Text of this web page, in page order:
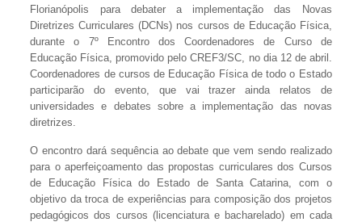
Florianópolis para debater a implementação das Novas
Diretrizes Curriculares (DCNs) nos cursos de Educação Física,
durante o 7º Encontro dos Coordenadores de Curso de
Educação Física, promovido pelo CREF3/SC, no dia 12 de abril.
Coordenadores de cursos de Educação Física de todo o Estado
participarão do evento, que vai trazer ainda relatos de
universidades e debates sobre a implementação das novas
diretrizes.
O encontro dará sequência ao debate que vem sendo realizado
para o aperfeiçoamento das propostas curriculares dos Cursos
de Educação Física do Estado de Santa Catarina, com o
objetivo da troca de experiências para composição dos projetos
pedagógicos dos cursos (licenciatura e bacharelado) em cada